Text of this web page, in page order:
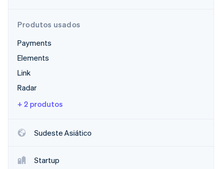
Produtos usados
Payments
Elements
Link
Radar
+ 2 produtos
Sudeste Asiático
Startup